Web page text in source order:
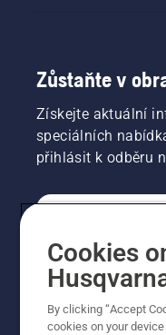
Zůstaňte v
Získejte aktuální
speciálních
přihlásit k odběru
Cookies
By clicking “Accept
cookies on your